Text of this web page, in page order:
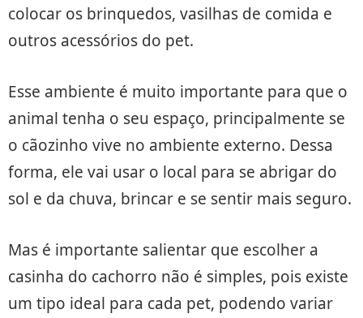
colocar os brinquedos, vasilhas de comida e
outros acessórios do pet.
Esse ambiente é muito importante para que o
animal tenha o seu espaço, principalmente se
o cãozinho vive no ambiente externo. Dessa
forma, ele vai usar o local para se abrigar do
sol e da chuva, brincar e se sentir mais seguro.
Mas é importante salientar que escolher a
casinha do cachorro não é simples, pois existe
um tipo ideal para cada pet, podendo variar